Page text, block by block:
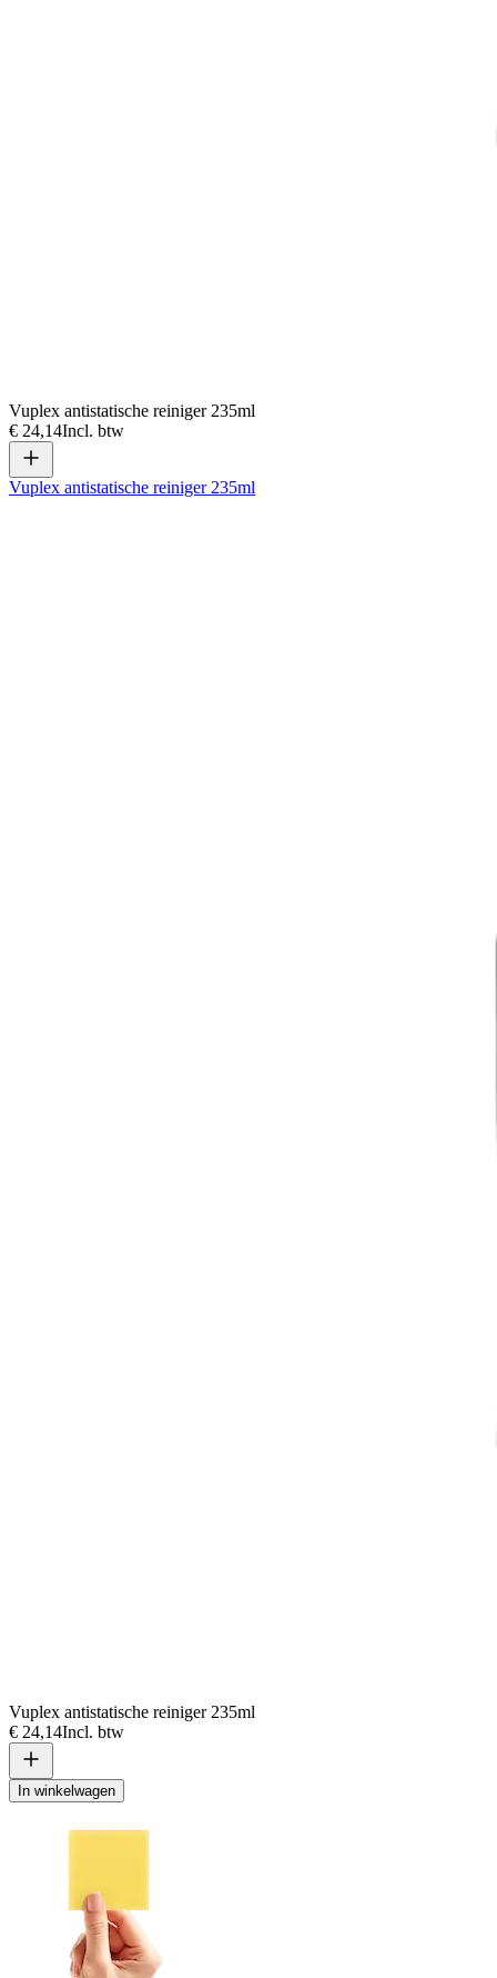
Vuplex antistatische reiniger 235ml
€ 24,14Incl. btw
Vuplex antistatische reiniger 235ml
Vuplex antistatische reiniger 235ml
€ 24,14Incl. btw
In winkelwagen